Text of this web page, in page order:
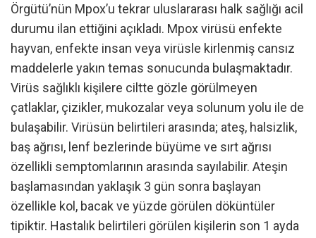
Örgütü’nün Mpox’u tekrar uluslararası halk sağlığı acil
durumu ilan ettiğini açıkladı. Mpox virüsü enfekte
hayvan, enfekte insan veya virüsle kirlenmiş cansız
maddelerle yakın temas sonucunda bulaşmaktadır.
Virüs sağlıklı kişilere ciltte gözle görülmeyen
çatlaklar, çizikler, mukozalar veya solunum yolu ile de
bulaşabilir. Virüsün belirtileri arasında; ateş, halsizlik,
baş ağrısı, lenf bezlerinde büyüme ve sırt ağrısı
özellikli semptomlarının arasında sayılabilir. Ateşin
başlamasından yaklaşık 3 gün sonra başlayan
özellikle kol, bacak ve yüzde görülen döküntüler
tipiktir. Hastalık belirtileri görülen kişilerin son 1 ayda